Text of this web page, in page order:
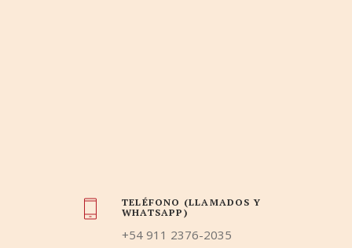
TELÉFONO (LLAMADOS Y
WHATSAPP)
+54 911 2376-2035